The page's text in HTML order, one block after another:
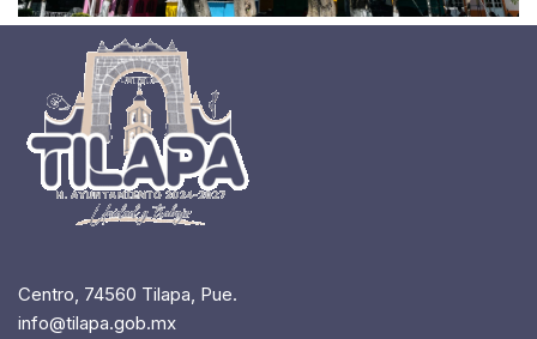
Centro, 74560 Tilapa, Pue.
info@tilapa.gob.mx